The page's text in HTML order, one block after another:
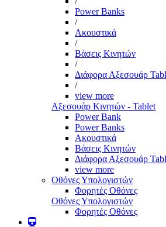
Power Banks
/
Ακουστικά
/
Βάσεις Κινητών
/
Διάφορα Αξεσουάρ
/
view more
Αξεσουάρ Κινητών - Tablet
Power Bank
Power Banks
Ακουστικά
Βάσεις Κινητών
Διάφορα Αξεσουάρ
view more
Οθόνες Υπολογιστών
Φορητές Οθόνες
Οθόνες Υπολογιστών
Φορητές Οθόνες